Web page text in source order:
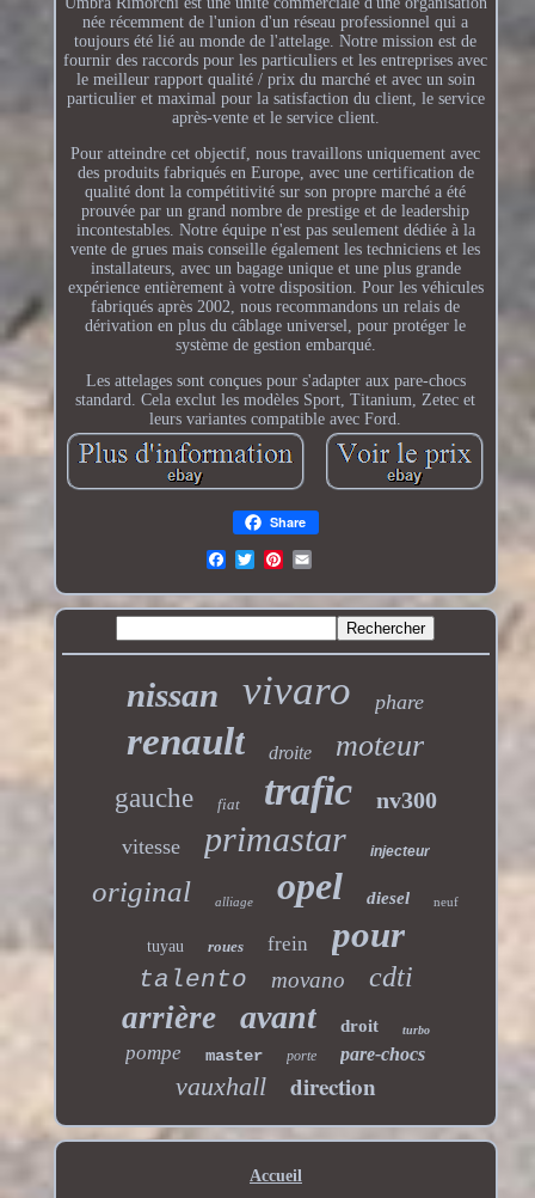
née récemment de l'union d'un réseau professionnel qui a
toujours été lié au monde de l'attelage. Notre mission est de
fournir des raccords pour les particuliers et les entreprises avec
le meilleur rapport qualité / prix du marché et avec un soin
particulier et maximal pour la satisfaction du client, le service
après-vente et le service client.
Pour atteindre cet objectif, nous travaillons uniquement avec
des produits fabriqués en Europe, avec une certification de
qualité dont la compétitivité sur son propre marché a été
prouvée par un grand nombre de prestige et de leadership
incontestables. Notre équipe n'est pas seulement dédiée à la
vente de grues mais conseille également les techniciens et les
installateurs, avec un bagage unique et une plus grande
expérience entièrement à votre disposition. Pour les véhicules
fabriqués après 2002, nous recommandons un relais de
dérivation en plus du câblage universel, pour protéger le
système de gestion embarqué.
Les attelages sont conçues pour s'adapter aux pare-chocs
standard. Cela exclut les modèles Sport, Titanium, Zetec et
leurs variantes compatible avec Ford.
Share
nissan vivaro phare
renault droite moteur
gauche fiat trafic nv300
vitesse primastar injecteur
original alliage opel diesel neuf
tuyau roues frein pour
talento movano cdti
arrière avant droit turbo
pompe master porte pare-chocs
vauxhall direction
Accueil